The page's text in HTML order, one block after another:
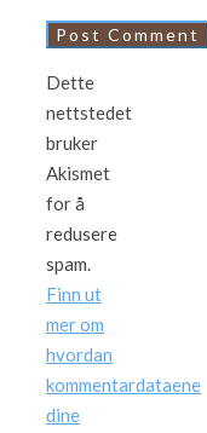
Dette
nettstedet
bruker
Akismet
for å
redusere
spam.
Finn ut
mer om
hvordan
kommentardataene
dine